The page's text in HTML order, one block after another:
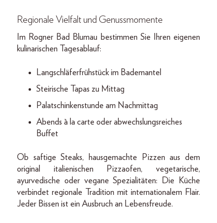
Regionale Vielfalt und Genussmomente
Im Rogner Bad Blumau bestimmen Sie Ihren eigenen
kulinarischen Tagesablauf:
Langschläferfrühstück im Bademantel
Steirische Tapas zu Mittag
Palatschinkenstunde am Nachmittag
Abends à la carte oder abwechslungsreiches
Buffet
Ob saftige Steaks, hausgemachte Pizzen aus dem
original italienischen Pizzaofen, vegetarische,
ayurvedische oder vegane Spezialitäten: Die Küche
verbindet regionale Tradition mit internationalem Flair.
Jeder Bissen ist ein Ausbruch an Lebensfreude.